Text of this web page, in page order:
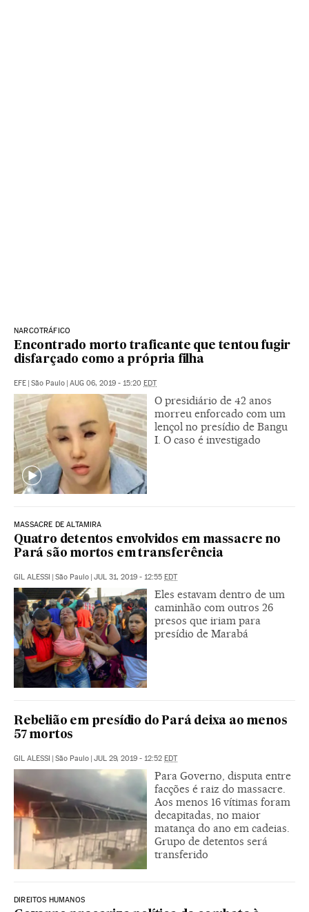
NARCOTRÁFICO
Encontrado morto traficante que tentou fugir
disfarçado como a própria filha
EFE | São Paulo | AUG 06, 2019 - 15:20 EDT
O presidiário de 42 anos
morreu enforcado com um
lençol no presídio de Bangu
I. O caso é investigado
MASSACRE DE ALTAMIRA
Quatro detentos envolvidos em massacre no
Pará são mortos em transferência
GIL ALESSI | São Paulo | JUL 31, 2019 - 12:55 EDT
Eles estavam dentro de um
caminhão com outros 26
presos que iriam para
presídio de Marabá
Rebelião em presídio do Pará deixa ao menos
57 mortos
GIL ALESSI | São Paulo | JUL 29, 2019 - 12:52 EDT
Para Governo, disputa entre
facções é raiz do massacre.
Aos menos 16 vítimas foram
decapitadas, no maior
matança do ano em cadeias.
Grupo de detentos será
transferido
DIREITOS HUMANOS